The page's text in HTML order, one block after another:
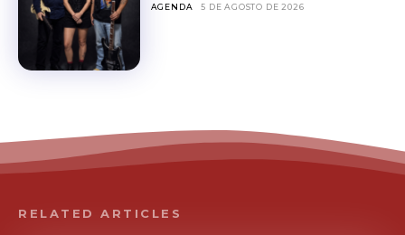
AGENDA 5 DE AGOSTO DE 2026
RELATED ARTICLES